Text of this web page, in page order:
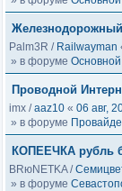
Железнодорожный
Palm3R / Railwayman
» в форуме
Проводной
imx /aaz10 « 06 авг,
» в форуме
КОПЕЕЧКА рубль
BRюNETKA/
» в форуме